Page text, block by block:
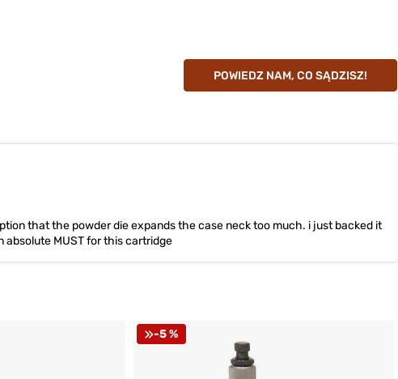
POWIEDZ NAM, CO SĄDZISZ!
that the powder die expands the case neck too much. i just backed it
absolute MUST for this cartridge
-5 %